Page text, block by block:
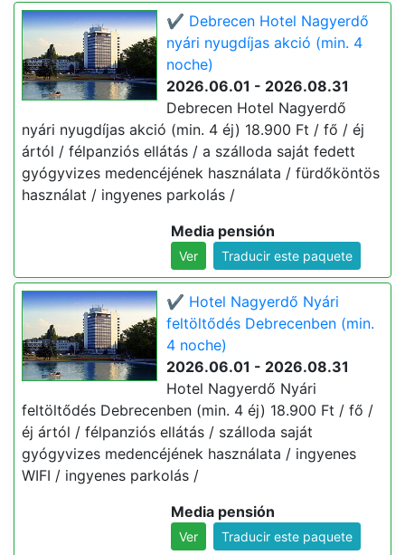
✔️ Debrecen Hotel Nagyerdő
nyári nyugdíjas akció (min. 4
noche)
2026.06.01 - 2026.08.31
Debrecen Hotel Nagyerdő
nyári nyugdíjas akció (min. 4 éj) 18.900 Ft / fő / éj
ártól / félpanziós ellátás / a szálloda saját fedett
gyógyvizes medencéjének használata / fürdőköntös
használat / ingyenes parkolás /
Media pensión
Ver Traducir este paquete
✔️ Hotel Nagyerdő Nyári
feltöltődés Debrecenben (min.
4 noche)
2026.06.01 - 2026.08.31
Hotel Nagyerdő Nyári
feltöltődés Debrecenben (min. 4 éj) 18.900 Ft / fő /
éj ártól / félpanziós ellátás / szálloda saját
gyógyvizes medencéjének használata / ingyenes
WIFI / ingyenes parkolás /
Media pensión
Ver Traducir este paquete